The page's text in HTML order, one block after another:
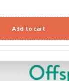
Add to cart